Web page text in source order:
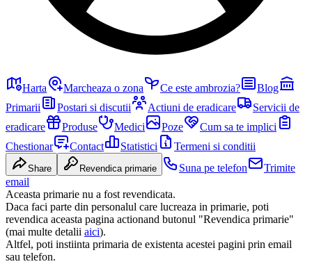
Harta Marcheaza o zona Ce este ambrozia?
Blog
Primarii
Postari si discutii Actiuni de eradicare
Servicii de
eradicare
Produse Medici Poze
Cum sa te implici
Chestionar
Contact Statistici Termeni si conditii
Share Revendica primarie Suna pe telefon
Trimite
email
Aceasta primarie nu a fost revendicata.
Daca faci parte din personalul care lucreaza in primarie, poti
revendica aceasta pagina actionand butonul "Revendica primarie"
(mai multe detalii aici).
Altfel, poti instiinta primaria de existenta acestei pagini prin email
sau telefon.